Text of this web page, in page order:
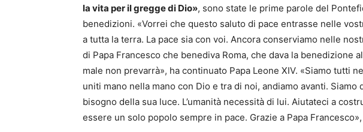
la vita per il gregge di Dio», sono state le prime parole del
benedizioni. «Vorrei che questo saluto di pace entrasse nelle
a tutta la terra. La pace sia con voi. Ancora conserviamo nelle
di Papa Francesco che benediva Roma, che dava la benedizione
male non prevarrà», ha continuato Papa Leone XIV. «Siamo tutti
uniti mano nella mano con Dio e tra di noi, andiamo avanti.
bisogno della sua luce. L’umanità necessità di lui. Aiutateci a
essere un solo popolo sempre in pace. Grazie a Papa